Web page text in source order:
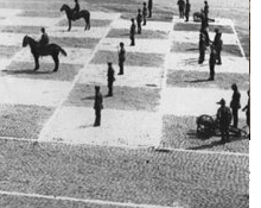
им. Маяковского/Фото: Денис